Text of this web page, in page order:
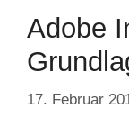
Adobe
17. Februar